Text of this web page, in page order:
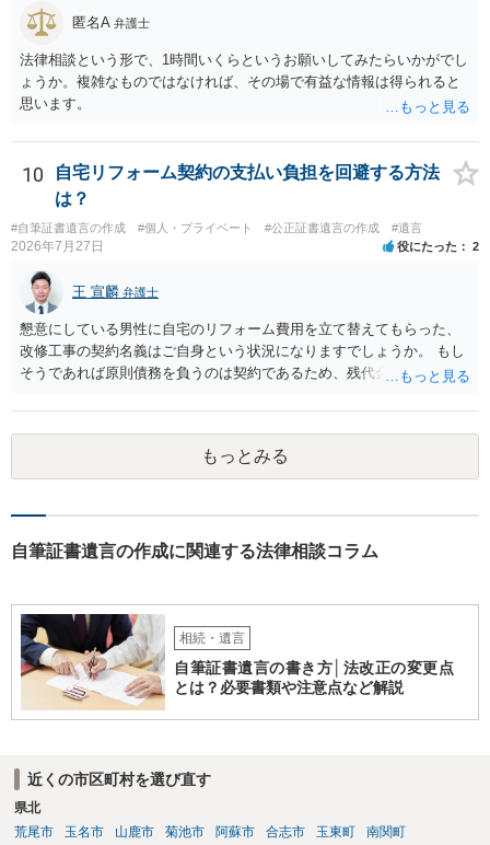
匿名A 弁護士
法律相談という形で、1時間いくらというお願いしてみたらいかがでし
ょうか。複雑なものではなければ、その場で有益な情報は得られると
思います。
10
自宅リフォーム契約の支払い負担を回避する方法
は？
#自筆証書遺言の作成 #個人・プライベート #公正証書遺言の作成 #遺言
2026年7月27日 役にたった 2
王 宣麟 弁護士
懇意にしている男性に自宅のリフォーム費用を立て替えてもらった、
改修工事の契約名義はご自身という状況になりますでしょうか。 もし
そうであれば原則債務を負うのは契約であるため、残代金を捻出して
ます。 入籍した場合でも、原則契約者が単独で全ての債務を負うこと
には変わりがありません。 なかなか対応に難しい案件であり、公開の
場でアドバイスを行うのも限界があるように思われますので、資料等
を持参のうえ個別に弁護士に相談されることをお勧めします。
もっとみる
自筆証書遺言の作成に関連する法律相談コラム
相続・遺言
自筆証書遺言の書き方│法改正の変更点
とは？必要書類や注意点など解説
近くの市区町村を選び直す
県北
荒尾市
玉名市 山鹿市 菊池市 阿蘇市 合志市 玉東町
南関町